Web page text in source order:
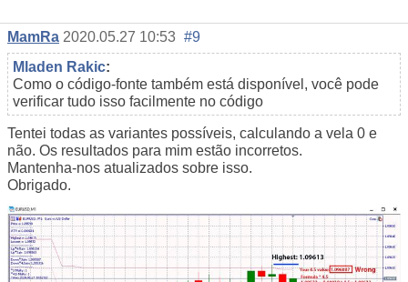
MamRa 2020.05.27 10:53 #9
Mladen Rakic:
Como o código-fonte também está disponível, você pode
verificar tudo isso facilmente no código
Tentei todas as variantes possíveis, calculando a vela 0 e
não. Os resultados para mim estão incorretos.
Mantenha-nos atualizados sobre isso.
Obrigado.